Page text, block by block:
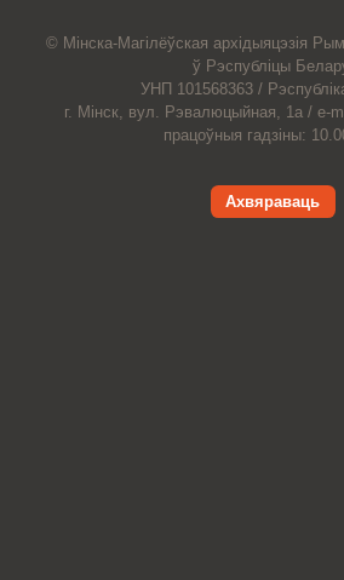
© Мiнска-Магiлёўская архiдыяцэзiя
ў Рэспубліцы
УНП 101568363 /
г. Мінск, вул. Рэвалюцыйная, 1а / e-
працоўныя гадзіны:
Ахвяраваць